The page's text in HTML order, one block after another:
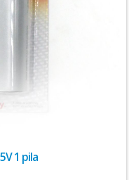
1 pila